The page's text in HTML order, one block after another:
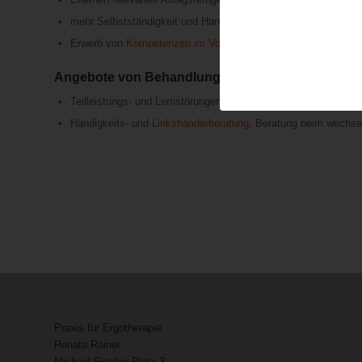
mehr Selbstständigkeit und Handlungsfähigkeit
Erwerb von Kompetenzen im Vorschulalter
Angebote von Behandlungen auf privater Basis:
Teilleistungs- und Lernstörungen (Rechenschwäche, Lese-
Händigkeits- und Linkshänderberatung, Beratung beim
Praxis für Ergotherapie
Renata Rainer